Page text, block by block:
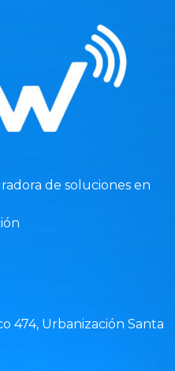
de soluciones en
474, Urbanización Santa